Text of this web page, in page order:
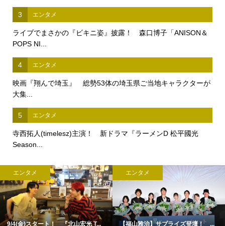
3 エンタメ
ライブでまさかの『ビキニ姿』披露！ 森口博子「ANISON＆
POPS NI...
4 エンタメ
映画『翔んで埼玉』 総勢53体の埼玉県ご当地キャラクターが
大集...
5 エンタメ
寺西拓人(timelesz)主演！ 新ドラマ『ラーメンD 松平國光
Season...
エンタメ
9/4(金)スタート！ 『北山宏光 T...
エンタメ
【福山雅治】サプライズ登壇！ ...